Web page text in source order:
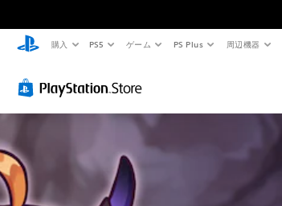
購入 PS5 ゲーム PS Plus 周辺機器